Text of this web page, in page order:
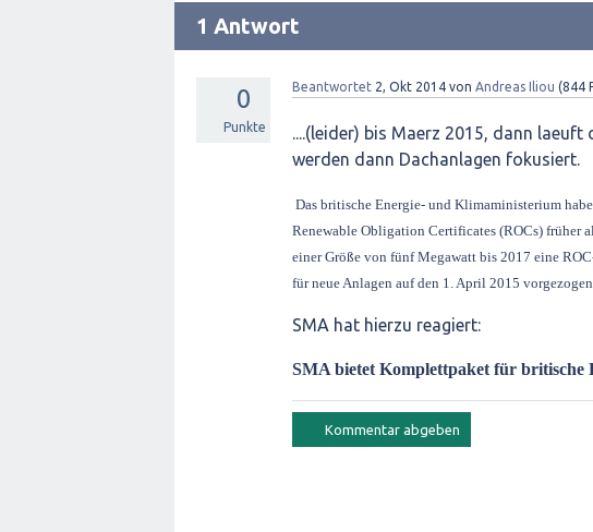
1 Antwort
0
Punkte
Beantwortet 2, Okt 2014 von Andreas Iliou (844
....(leider) bis Maerz 2015, dann
werden dann Dachanlagen fokusiert.
Das britische Energie- und Klimaministerium
Renewable Obligation Certificates (ROCs) früher
einer Größe von fünf Megawatt bis 2017 eine
für neue Anlagen auf den 1. April 2015
SMA hat hierzu reagiert:
SMA bietet Komplettpaket für britische